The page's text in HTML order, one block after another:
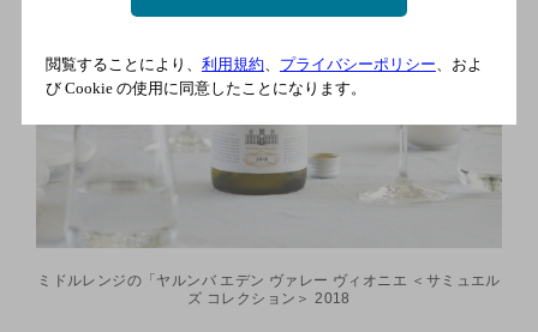
ミドルレンジの「ヤルンバ エデン ヴァレー ヴィオニエ ＜サミュエル
ズ コレクション＞ 2018
閲覧することにより、 利用規約、 プライバシーポリシー、およ
び Cookie の使用に同意したことになります。